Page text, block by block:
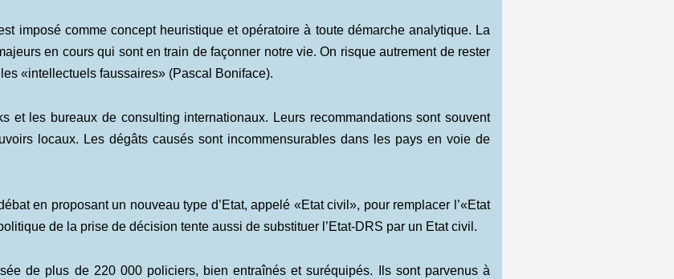
imposé comme concept heuristique et opératoire à toute démarche analytique. La
en cours qui sont en train de façonner notre vie. On risque autrement de rester
«intellectuels faussaires» (Pascal Boniface).
les bureaux de consulting internationaux. Leurs recommandations sont souvent
locaux. Les dégâts causés sont incommensurables dans les pays en voie de
en proposant un nouveau type d’Etat, appelé «Etat civil», pour remplacer l’«Etat
de la prise de décision tente aussi de substituer l’Etat-DRS par un Etat civil.
de plus de 220 000 policiers, bien entraînés et suréquipés. Ils sont parvenus à